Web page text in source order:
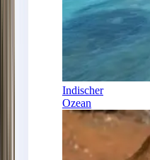
Indischer
Ozean